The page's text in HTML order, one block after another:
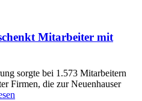
Mitarbeiter mit
sorgte bei 1.573 Mitarbeitern
Firmen, die zur Neuenhauser